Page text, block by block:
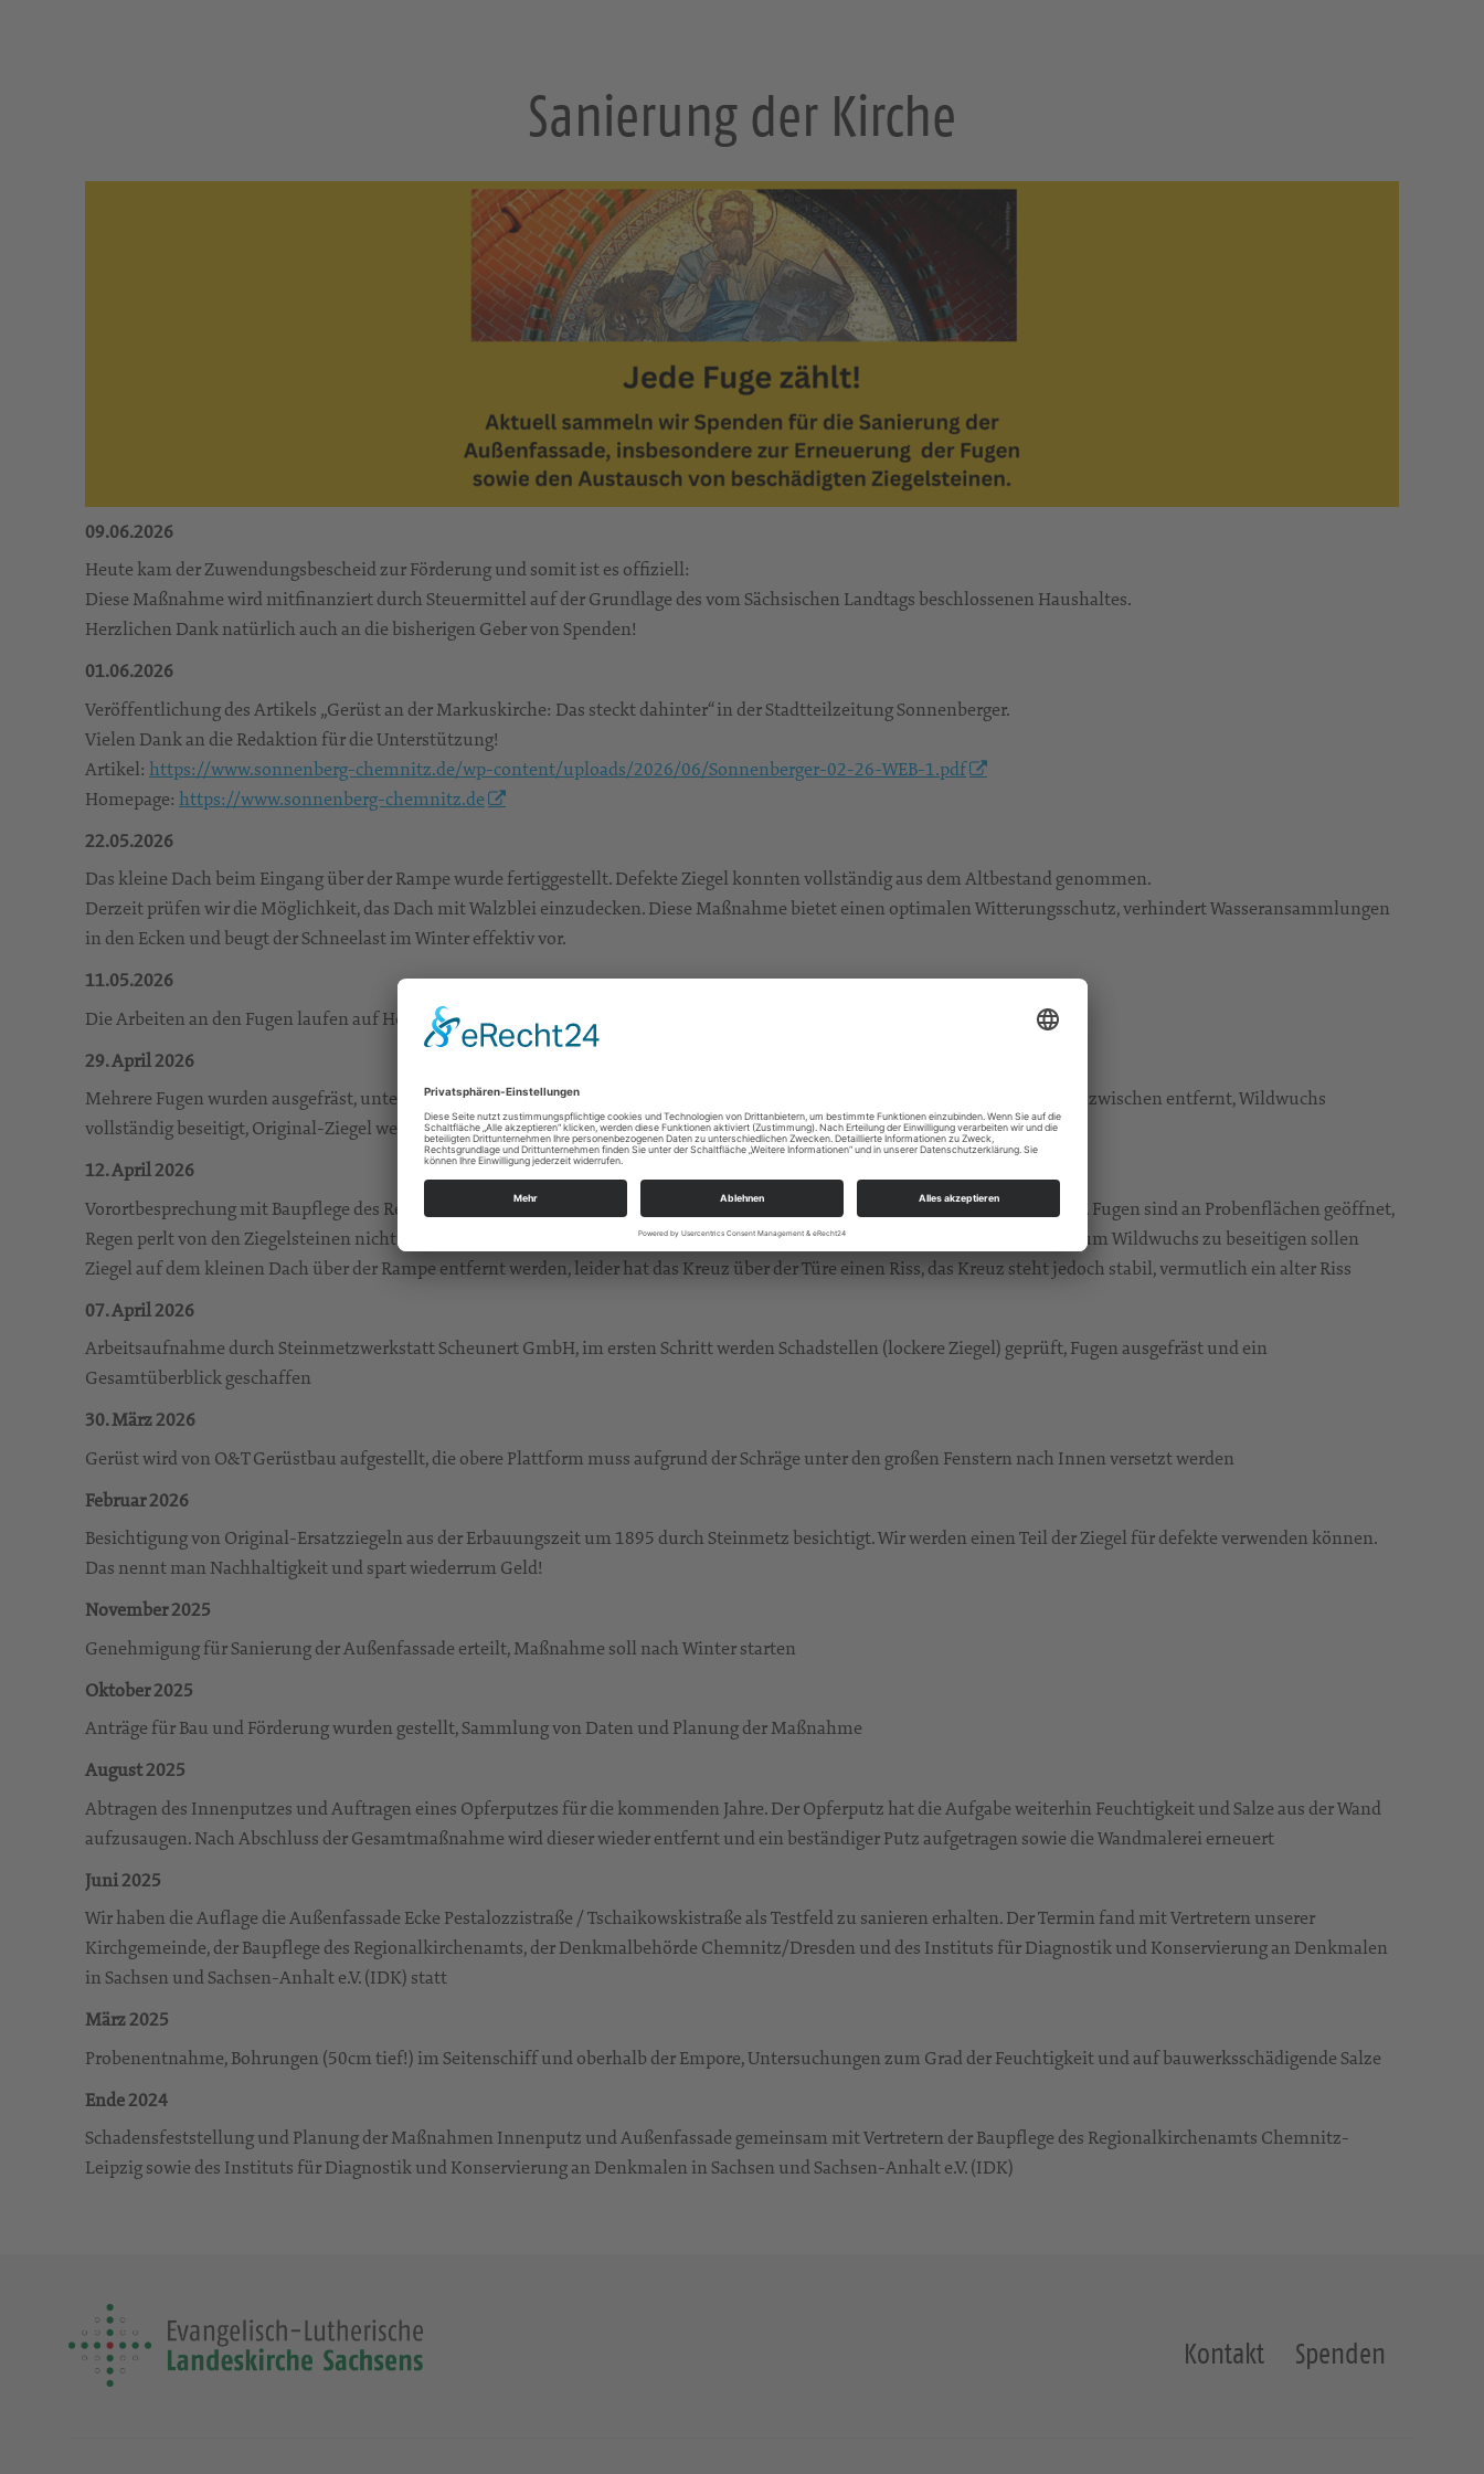
Sanierung der Kirche
09.06.2026
Heute kam der Zuwendungsbescheid zur Förderung und somit ist es offiziell:
Diese Maßnahme wird mitfinanziert durch Steuermittel auf der Grundlage des vom Sächsischen Landtags beschlossenen Haushaltes.
Herzlichen Dank natürlich auch an die bisherigen Geber von Spenden!
01.06.2026
Veröffentlichung des Artikels „Gerüst an der Markuskirche: Das steckt dahinter“ in der Stadtteilzeitung Sonnenberger.
Vielen Dank an die Redaktion für die Unterstützung!
Artikel: https://www.sonnenberg-chemnitz.de/wp-content/uploads/2026/06/Sonnenberger-02-26-WEB-1.pdf
Homepage: https://www.sonnenberg-chemnitz.de
22.05.2026
Das kleine Dach beim Eingang über der Rampe wurde fertiggestellt. Defekte Ziegel konnten vollständig aus dem Altbestand genommen.
Derzeit prüfen wir die Möglichkeit, das Dach mit Walzblei einzudecken. Diese Maßnahme bietet einen optimalen Witterungsschutz, verhindert Wasseransammlungen
in den Ecken und beugt der Schneelast im Winter effektiv vor.
11.05.2026
Die Arbeiten an den Fugen laufen auf Hochtouren. Wir liegen weiterhin im Plan.
29. April 2026
Mehrere Fugen wurden ausgefräst, unterschiedliches Bild des Schadens vorgefunden, ein paar Ziegel am kleinen Dach wurden inzwischen entfernt, Wildwuchs
vollständig beseitigt, Original-Ziegel werden zum Wiederaufbau des kleinen Daches verwendet
12. April 2026
Vorortbesprechung mit Baupflege des Regionalkirchenamts und Steinmetzwerkstatt Scheunert GmbH zu neuen Erkenntnissen. Fugen sind an Probenflächen geöffnet,
Regen perlt von den Ziegelsteinen nicht mehr ab, Tropfkanten abgenutzt, Hydrophobierung (Versiegelung) soll geprüft werden, um Wildwuchs zu beseitigen sollen
Ziegel auf dem kleinen Dach über der Rampe entfernt werden, leider hat das Kreuz über der Türe einen Riss, das Kreuz steht jedoch stabil, vermutlich ein alter Riss
07. April 2026
Arbeitsaufnahme durch Steinmetzwerkstatt Scheunert GmbH, im ersten Schritt werden Schadstellen (lockere Ziegel) geprüft, Fugen ausgefräst und ein
Gesamtüberblick geschaffen
30. März 2026
Gerüst wird von O&T Gerüstbau aufgestellt, die obere Plattform muss aufgrund der Schräge unter den großen Fenstern nach Innen versetzt werden
Februar 2026
Besichtigung von Original-Ersatzziegeln aus der Erbauungszeit um 1895 durch Steinmetz besichtigt. Wir werden einen Teil der Ziegel für defekte verwenden können.
Das nennt man Nachhaltigkeit und spart wiederrum Geld!
November 2025
Genehmigung für Sanierung der Außenfassade erteilt, Maßnahme soll nach Winter starten
Oktober 2025
Anträge für Bau und Förderung wurden gestellt, Sammlung von Daten und Planung der Maßnahme
August 2025
Abtragen des Innenputzes und Auftragen eines Opferputzes für die kommenden Jahre. Der Opferputz hat die Aufgabe weiterhin Feuchtigkeit und Salze aus der Wand
aufzusaugen. Nach Abschluss der Gesamtmaßnahme wird dieser wieder entfernt und ein beständiger Putz aufgetragen sowie die Wandmalerei erneuert
Juni 2025
Wir haben die Auflage die Außenfassade Ecke Pestalozzistraße / Tschaikowskistraße als Testfeld zu sanieren erhalten. Der Termin fand mit Vertretern unserer
Kirchgemeinde, der Baupflege des Regionalkirchenamts, der Denkmalbehörde Chemnitz/Dresden und des Instituts für Diagnostik und Konservierung an Denkmalen
in Sachsen und Sachsen-Anhalt e.V. (IDK) statt
März 2025
Probenentnahme, Bohrungen (50cm tief!) im Seitenschiff und oberhalb der Empore, Untersuchungen zum Grad der Feuchtigkeit und auf bauwerksschädigende Salze
Ende 2024
Schadensfeststellung und Planung der Maßnahmen Innenputz und Außenfassade gemeinsam mit Vertretern der Baupflege des Regionalkirchenamts Chemnitz-
Leipzig sowie des Instituts für Diagnostik und Konservierung an Denkmalen in Sachsen und Sachsen-Anhalt e.V. (IDK)
Kontakt Spenden